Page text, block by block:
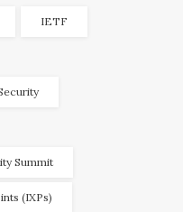
IETF
Summit
(IXPs)